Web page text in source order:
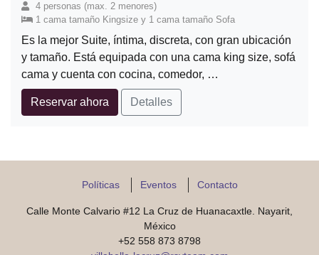
4 personas (max. 2 menores)
1 cama tamaño Kingsize y 1 cama tamaño Sofa
Es la mejor Suite, íntima, discreta, con gran ubicación
y tamaño. Está equipada con una cama king size, sofá
cama y cuenta con cocina, comedor, …
Reservar ahora Detalles
Políticas Eventos Contacto
Calle Monte Calvario #12 La Cruz de Huanacaxtle. Nayarit,
México
+52 558 873 8798